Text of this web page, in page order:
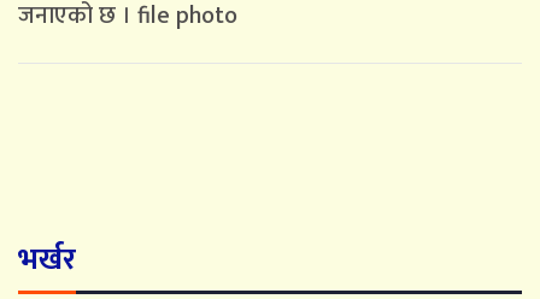
जनाएको छ । file photo
भर्खर